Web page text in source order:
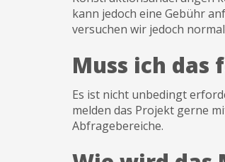
kann jedoch eine Gebühr
versuchen wir jedoch
Muss ich
Es ist nicht unbedingt
melden das Projekt gerne
Abfragebereiche.